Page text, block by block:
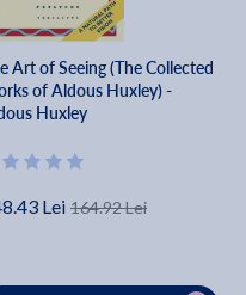
Art of Seeing (The Collected
of Aldous Huxley) -
Huxley
Lei 164.92 Lei